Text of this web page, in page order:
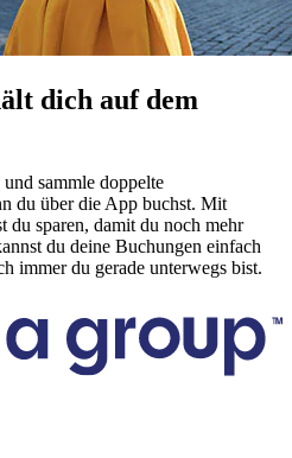
dich auf dem
sammle doppelte
du über die App buchst. Mit
du sparen, damit du noch mehr
du deine Buchungen einfach
immer du gerade unterwegs bist.